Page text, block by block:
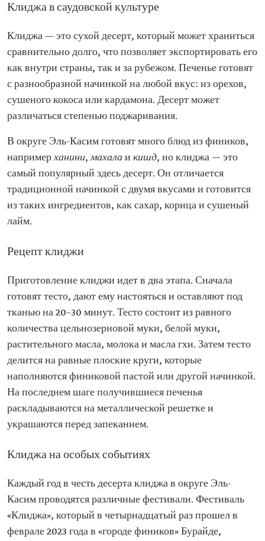
Клиджа в саудовской культуре
Клиджа — это сухой десерт, который может храниться
сравнительно долго, что позволяет экспортировать его
как внутри страны, так и за рубежом. Печенье готовят
с разнообразной начинкой на любой вкус: из орехов,
сушеного кокоса или кардамона. Десерт может
различаться степенью поджаривания.
В округе Эль-Касим готовят много блюд из фиников,
напримерханини,махалаи кишд, но клиджа — это
самый популярный здесь десерт. Он отличается
традиционной начинкой с двумя вкусами и готовится
из таких ингредиентов, как сахар, корица и сушеный
лайм.
Рецепт клиджи
Приготовление клиджи идет в два этапа. Сначала
готовят тесто, дают ему настояться и оставляют под
тканью на 20–30 минут. Тесто состоит из равного
количества цельнозерновой муки, белой муки,
растительного масла, молока и масла гхи. Затем тесто
делится на равные плоские круги, которые
наполняются финиковой пастой или другой начинкой.
На последнем шаге получившиеся печенья
раскладываются на металлической решетке и
украшаются перед запеканием.
Клиджа на особых событиях
Каждый год в честь десерта клиджа в округе Эль-
Касим проводятся различные фестивали. Фестиваль
«Клиджа», который в четырнадцатый раз прошел в
феврале 2023 года в «городе фиников» Бурайде,